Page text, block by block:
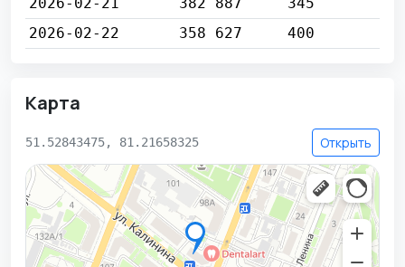
2026-02-21
382 887
345
2026-02-22
358 627 400
Карта
51.52843475, 81.21658325 Открыть